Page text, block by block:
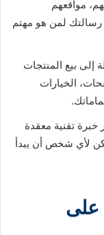
مواقعهم
رسالتك لمن هو مهتم
إلى بيع المنتجات
الخيارات
خبرة تقنية معقدة
لأي شخص أن يبدأ
على